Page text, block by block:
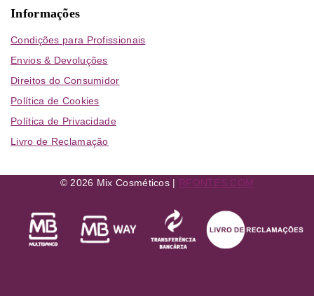
Informações
Condições para Profissionais
Envios & Devoluções
Direitos do Consumidor
Política de Cookies
Política de Privacidade
Livro de Reclamação
© 2026 Mix Cosméticos | RFONTES.COM